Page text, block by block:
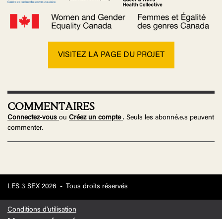
VISITEZ LA PAGE DU PROJET
COMMENTAIRES
Connectez-vous ou Créez un compte . Seuls les abonné.e.s peuvent
commenter.
LES 3 SEX 2026 - Tous droits réservés
Conditions d'utilisation